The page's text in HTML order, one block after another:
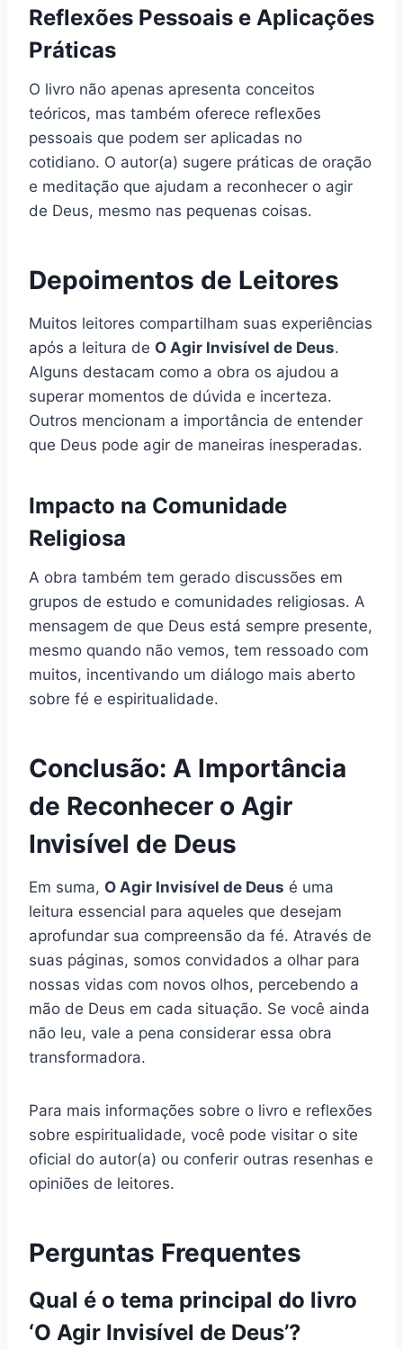
Reflexões Pessoais e Aplicações
Práticas
O livro não apenas apresenta conceitos
teóricos, mas também oferece reflexões
pessoais que podem ser aplicadas no
cotidiano. O autor(a) sugere práticas de oração
e meditação que ajudam a reconhecer o agir
de Deus, mesmo nas pequenas coisas.
Depoimentos de Leitores
Muitos leitores compartilham suas experiências
após a leitura de O Agir Invisível de Deus.
Alguns destacam como a obra os ajudou a
superar momentos de dúvida e incerteza.
Outros mencionam a importância de entender
que Deus pode agir de maneiras inesperadas.
Impacto na Comunidade
Religiosa
A obra também tem gerado discussões em
grupos de estudo e comunidades religiosas. A
mensagem de que Deus está sempre presente,
mesmo quando não vemos, tem ressoado com
muitos, incentivando um diálogo mais aberto
sobre fé e espiritualidade.
Conclusão: A Importância
de Reconhecer o Agir
Invisível de Deus
Em suma, O Agir Invisível de Deus é uma
leitura essencial para aqueles que desejam
aprofundar sua compreensão da fé. Através de
suas páginas, somos convidados a olhar para
nossas vidas com novos olhos, percebendo a
mão de Deus em cada situação. Se você ainda
não leu, vale a pena considerar essa obra
transformadora.
Para mais informações sobre o livro e reflexões
sobre espiritualidade, você pode visitar o site
oficial do autor(a) ou conferir outras resenhas e
opiniões de leitores.
Perguntas Frequentes
Qual é o tema principal do livro
‘O Agir Invisível de Deus’?